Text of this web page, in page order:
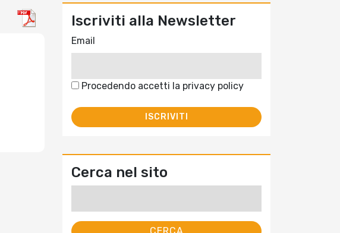
Iscriviti alla Newsletter
Email
Procedendo accetti la privacy policy
Cerca nel sito